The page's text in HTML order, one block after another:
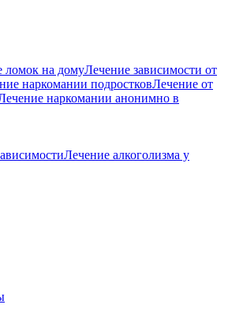
ломок на домуЛечение зависимости от
наркомании подростковЛечение от
наркомании анонимно в
Лечение алкоголизма у